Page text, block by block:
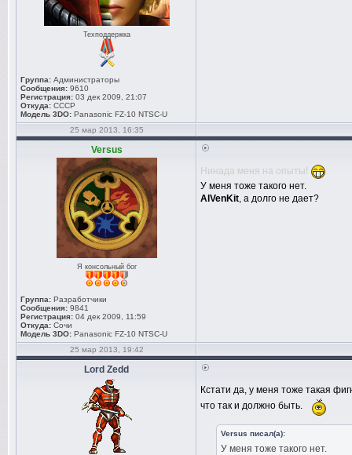
Техподдержка
Группа: Администраторы
Сообщения: 9610
Регистрация: 03 дек 2009, 21:07
Откуда: СССР
Модель 3DO: Panasonic FZ-10 NTSC-U
25 мар 2013, 16:35
Versus
Я консольный бог
Группа: Разработчики
Сообщения: 9841
Регистрация: 04 дек 2009, 11:59
Откуда: Сочи
Модель 3DO: Panasonic FZ-10 NTSC-U
Нинада меня на опыты!
У меня тоже такого нет.
AlVenKit, а долго не дает?
25 мар 2013, 19:42
Lord Zedd
Кстати да, у меня тоже такая
что так и должно быть.
Versus писал(а):
У меня тоже такого нет.